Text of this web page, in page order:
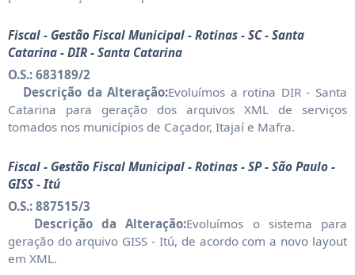
Fiscal - Gestão Fiscal Municipal - Rotinas - SC - Santa
Catarina - DIR - Santa Catarina
O.S.: 683189/2
Descrição da Alteração:Evoluímos a rotina DIR - Santa
Catarina para geração dos arquivos XML de serviços
tomados nos municípios de Caçador, Itajaí e Mafra.
Fiscal - Gestão Fiscal Municipal - Rotinas - SP - São Paulo -
GISS - Itú
O.S.: 887515/3
Descrição da Alteração:Evoluímos o sistema para
geração do arquivo GISS - Itú, de acordo com a novo layout
em XML.